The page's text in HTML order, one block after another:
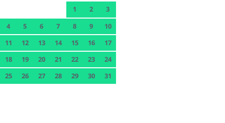
1 2
3
4
5 6 7 8 9
10
11
12 13 14 15 16
17
18
19 20 21 22 23
24
25
26 27 28 29 30 31